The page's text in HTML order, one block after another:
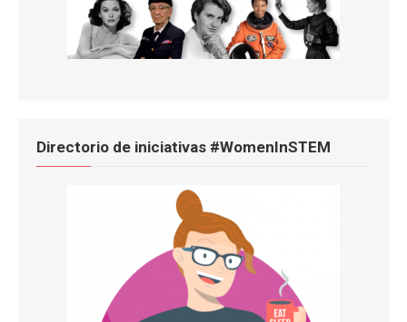
Directorio de iniciativas #WomenInSTEM